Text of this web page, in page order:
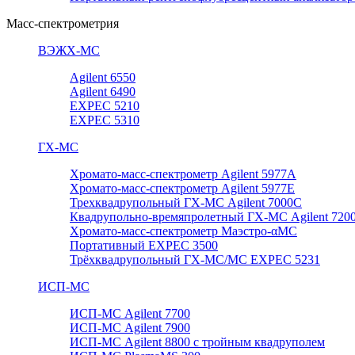
Масс-спектрометрия
ВЭЖХ-МС
Agilent 6550
Agilent 6490
EXPEC 5210
EXPEC 5310
ГХ-МС
Хромато-масс-спектрометр Agilent 5977А
Хромато-масс-спектрометр Agilent 5977E
Трехквадрупольный ГХ-МС Agilent 7000C
Квадрупольно-времяпролетный ГХ-МС Agilent
Хромато-масс-спектрометр Маэстро-αМС
Портативный EXPEC 3500
Трёхквадрупольный ГХ-МС/МС EXPEC 5231
ИСП-МС
ИСП-МС Agilent 7700
ИСП-МС Agilent 7900
ИСП-МС Agilent 8800 с тройным квадруполем